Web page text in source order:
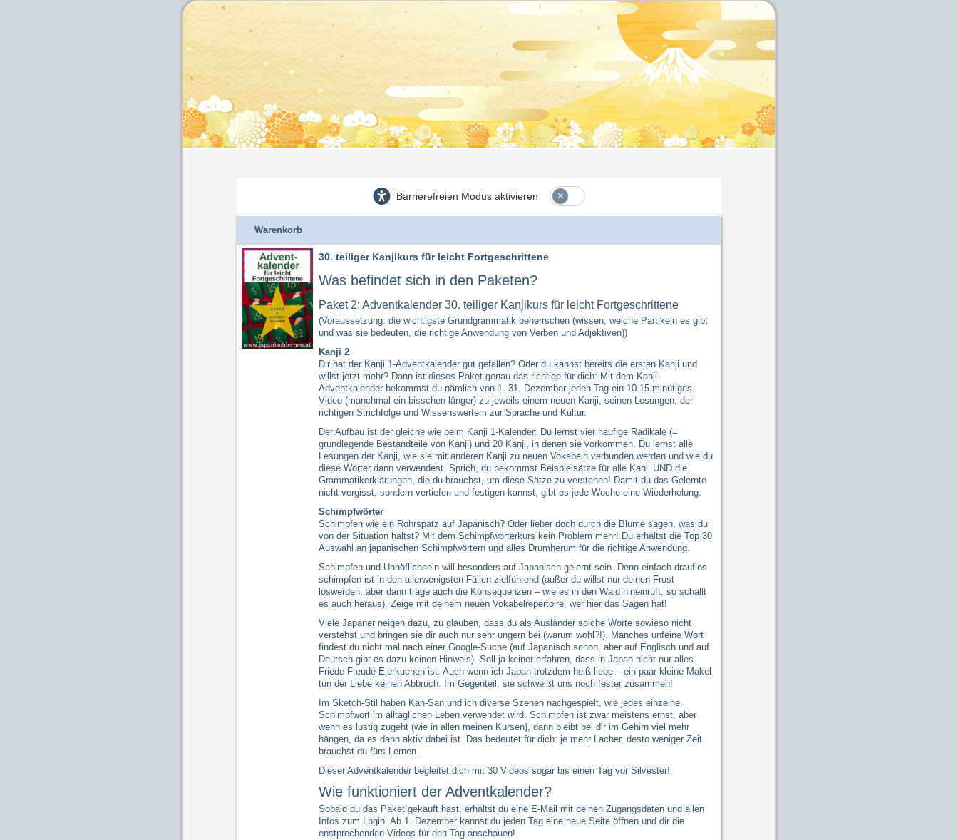
Barrierefreien Modus aktivieren
Warenkorb
30. teiliger Kanjikurs für leicht Fortgeschrittene
Was befindet sich in den Paketen?
Paket 2: Adventkalender 30. teiliger Kanjikurs für leicht Fortgeschrittene
(Voraussetzung: die wichtigste Grundgrammatik beherrschen (wissen, welche Partikeln es gibt
und was sie bedeuten, die richtige Anwendung von Verben und Adjektiven))
Kanji 2
Dir hat der Kanji 1-Adventkalender gut gefallen? Oder du kannst bereits die ersten Kanji und
willst jetzt mehr? Dann ist dieses Paket genau das richtige für dich: Mit dem Kanji-
Adventkalender bekommst du nämlich von 1.-31. Dezember jeden Tag ein 10-15-minütiges
Video (manchmal ein bisschen länger) zu jeweils einem neuen Kanji, seinen Lesungen, der
richtigen Strichfolge und Wissenswertem zur Sprache und Kultur.
Der Aufbau ist der gleiche wie beim Kanji 1-Kalender: Du lernst vier häufige Radikale (=
grundlegende Bestandteile von Kanji) und 20 Kanji, in denen sie vorkommen. Du lernst alle
Lesungen der Kanji, wie sie mit anderen Kanji zu neuen Vokabeln verbunden werden und wie du
diese Wörter dann verwendest. Sprich, du bekommst Beispielsätze für alle Kanji UND die
Grammatikerklärungen, die du brauchst, um diese Sätze zu verstehen! Damit du das Gelernte
nicht vergisst, sondern vertiefen und festigen kannst, gibt es jede Woche eine Wiederholung.
Schimpfwörter
Schimpfen wie ein Rohrspatz auf Japanisch? Oder lieber doch durch die Blume sagen, was du
von der Situation hältst? Mit dem Schimpfwörterkurs kein Problem mehr! Du erhältst die Top 30
Auswahl an japanischen Schimpfwörtern und alles Drumherum für die richtige Anwendung.
Schimpfen und Unhöflichsein will besonders auf Japanisch gelernt sein. Denn einfach drauflos
schimpfen ist in den allerwenigsten Fällen zielführend (außer du willst nur deinen Frust
loswerden, aber dann trage auch die Konsequenzen – wie es in den Wald hineinruft, so schallt
es auch heraus). Zeige mit deinem neuen Vokabelrepertoire, wer hier das Sagen hat!
Viele Japaner neigen dazu, zu glauben, dass du als Ausländer solche Worte sowieso nicht
verstehst und bringen sie dir auch nur sehr ungern bei (warum wohl?!). Manches unfeine Wort
findest du nicht mal nach einer Google-Suche (auf Japanisch schon, aber auf Englisch und auf
Deutsch gibt es dazu keinen Hinweis). Soll ja keiner erfahren, dass in Japan nicht nur alles
Friede-Freude-Eierkuchen ist. Auch wenn ich Japan trotzdem heiß liebe – ein paar kleine Makel
tun der Liebe keinen Abbruch. Im Gegenteil, sie schweißt uns noch fester zusammen!
Im Sketch-Stil haben Kan-San und ich diverse Szenen nachgespielt, wie jedes einzelne
Schimpfwort im alltäglichen Leben verwendet wird. Schimpfen ist zwar meistens ernst, aber
wenn es lustig zugeht (wie in allen meinen Kursen), dann bleibt bei dir im Gehirn viel mehr
hängen, da es dann aktiv dabei ist. Das bedeutet für dich: je mehr Lacher, desto weniger Zeit
brauchst du fürs Lernen.
Dieser Adventkalender begleitet dich mit 30 Videos sogar bis einen Tag vor Silvester!
Wie funktioniert der Adventkalender?
Sobald du das Paket gekauft hast, erhältst du eine E-Mail mit deinen Zugangsdaten und allen
Infos zum Login. Ab 1. Dezember kannst du jeden Tag eine neue Seite öffnen und dir die
enstprechenden Videos für den Tag anschauen!